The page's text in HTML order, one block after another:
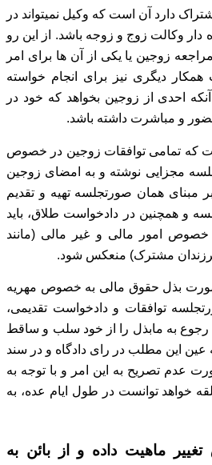
دارد آن است که وکیل نمیتواند در
دار وکالت زوج و زوجه باشد.
از این رو
زوجین یا یکی از آن ها برای امر
دیگری نیز برای انجام خواسته
احدی از زوجین بخواهد که خود در
و مباشرت داشته باشد.
که تمامی توافقات زوجین در خصوص
مجزایی نوشته و به امضای زوجین
مبنای همان صورتجلسه تهیه و تقدیم
و همچنین در دادخواست طلاق، باید
خصوص امور مالی و غیر مالی (مانند
مشترک) منعکس شود.
بذل حقوق مالی به خصوص مهریه
توافقات و دادخواست تقدیمی،
به مابذل را از خود سلب و ساقط
عین این مطلب در رای دادگاه و در سند
عدم تصریح به این امر و با توجه به
خواهد توانست در طول ایام عده، به
ماهیت داده و از بائن به